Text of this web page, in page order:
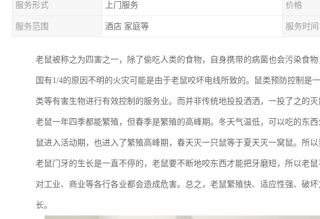
服务形式 上门服务 价格
服务范围 酒店 家庭等 服务时间
老鼠被称之为四害之一，除了偷吃人类的食物，自身携带的病菌也会污染食
国有1/4的原因不明的火灾可能是由于老鼠咬坏电线所致的。鼠类预防控制是
类等有害生物进行有效控制的服务业。而并非传统地投投洒洒，一投了之的灭
老鼠一年四季都能繁殖，但春季是繁殖的高峰期。冬天气温低，可以吃的东
鼠进入活动期，也进入了繁殖高峰期，春天灭一只鼠等于夏天灭一窝鼠。所以
老鼠门牙的生长是一直不停的，老鼠要不断地咬东西才能把牙磨短，所以老
对工业、商业等各行各业都会造成危害。总之，老鼠繁殖快、适应性强、破
长。